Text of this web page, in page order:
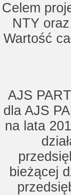
Celem
NTY
Wartość
AJS
dla AJS
na lata
bieżącej